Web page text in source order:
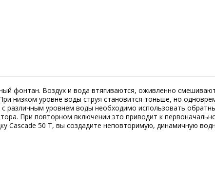
фонтан. Воздух и вода втягиваются, оживленно
низком уровне воды струя становится тоньше, но
различным уровнем воды необходимо использовать
При повторном включении это приводит к
Cascade 50 T, вы создадите неповторимую, динамичную